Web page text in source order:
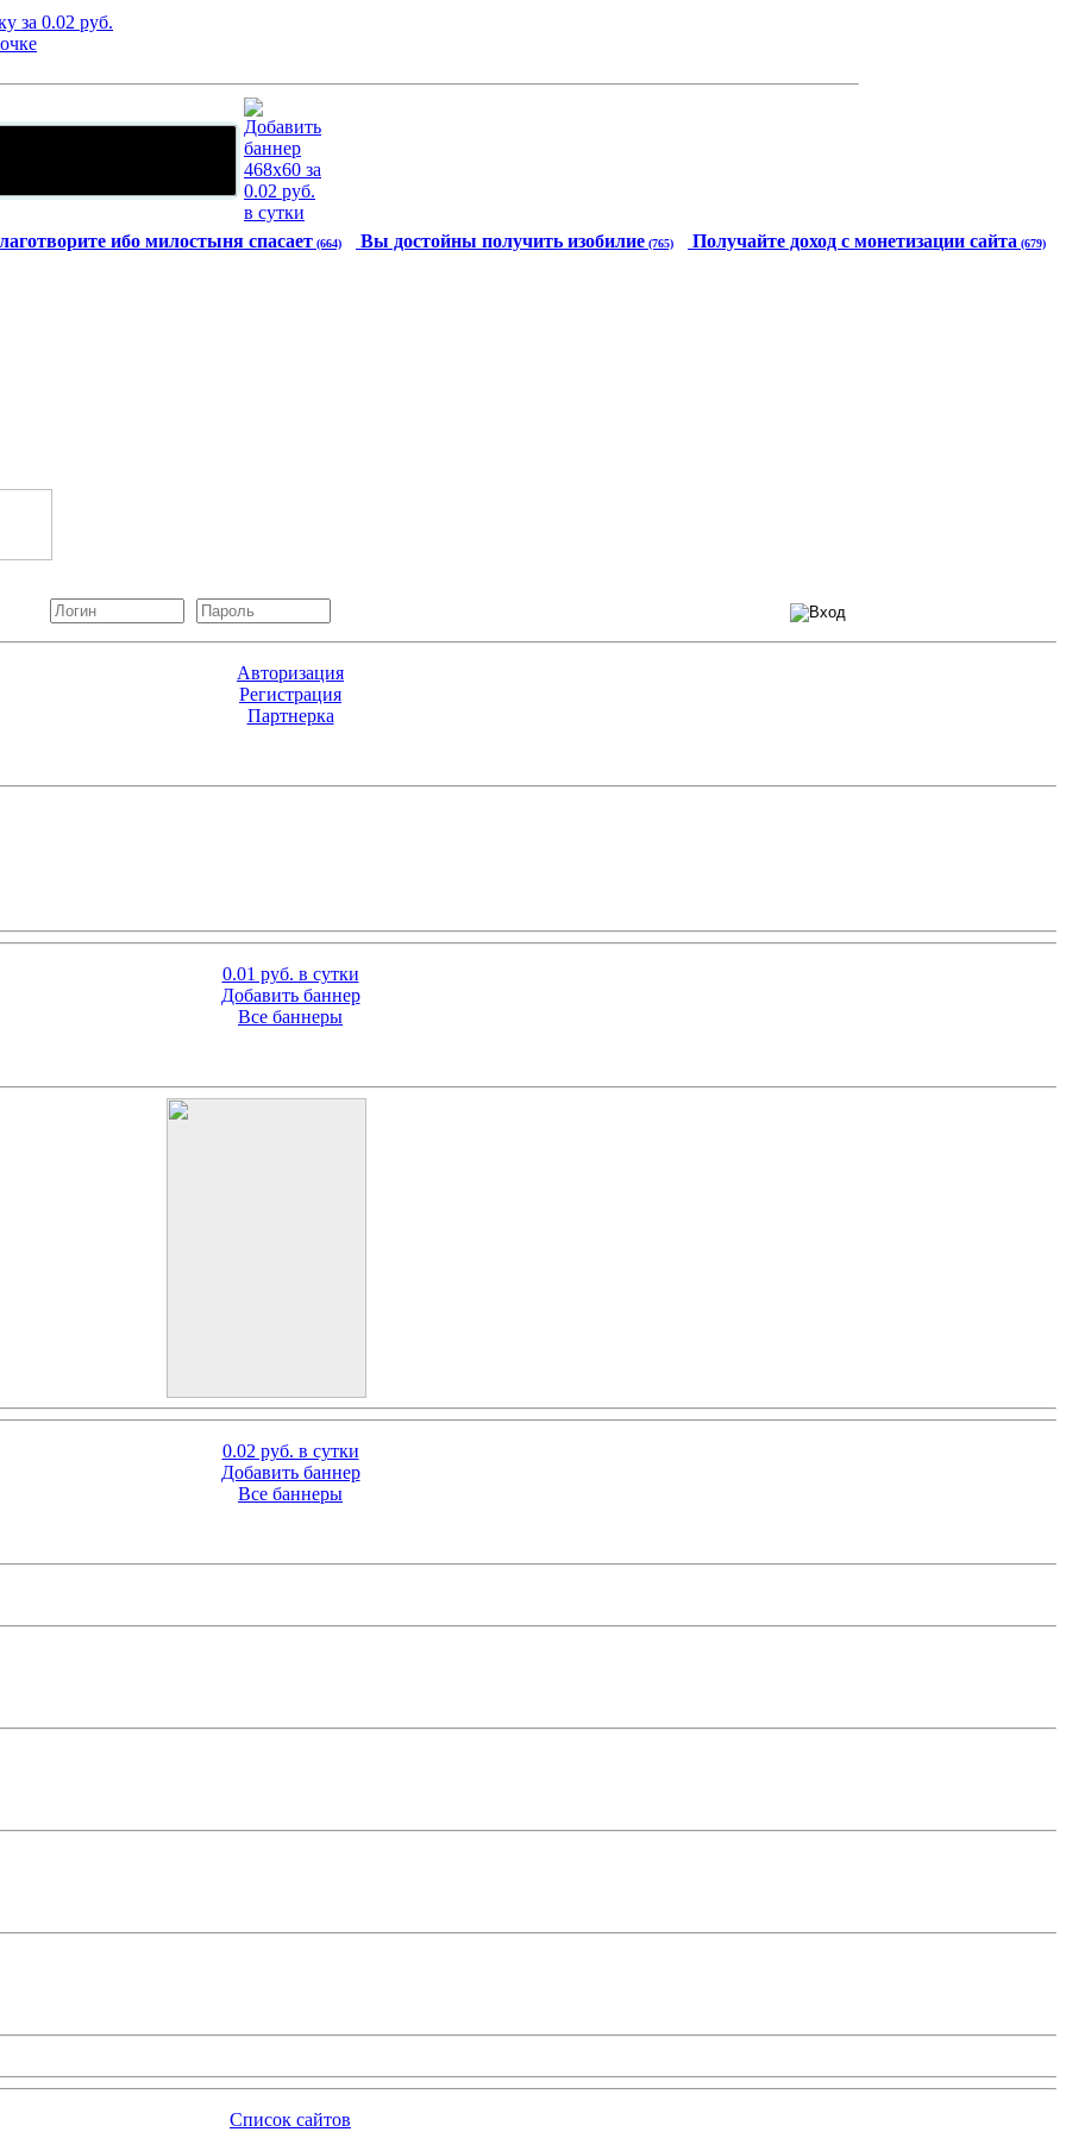
ибо милостыня спасает (664) Вы достойны получить изобилие (765) Получайте доход с монетизации сайта (679)
Авторизация
Регистрация
Партнерка
0.01 руб. в сутки
Добавить баннер
Все баннеры
0.02 руб. в сутки
Добавить баннер
Все баннеры
Список сайтов